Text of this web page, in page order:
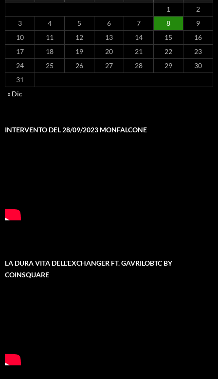
1
2
3
4 5 6 7 8
9
10
11 12 13 14 15
16
17
18 19 20 21 22
23
24
25 26 27 28 29
30
31
« Dic
INTERVENTO DEL 28/09/2023 MONFALCONE
LA DURA VITA DELL'EXCHANGER FT. GAVRILOBTC BY
COINSQUARE